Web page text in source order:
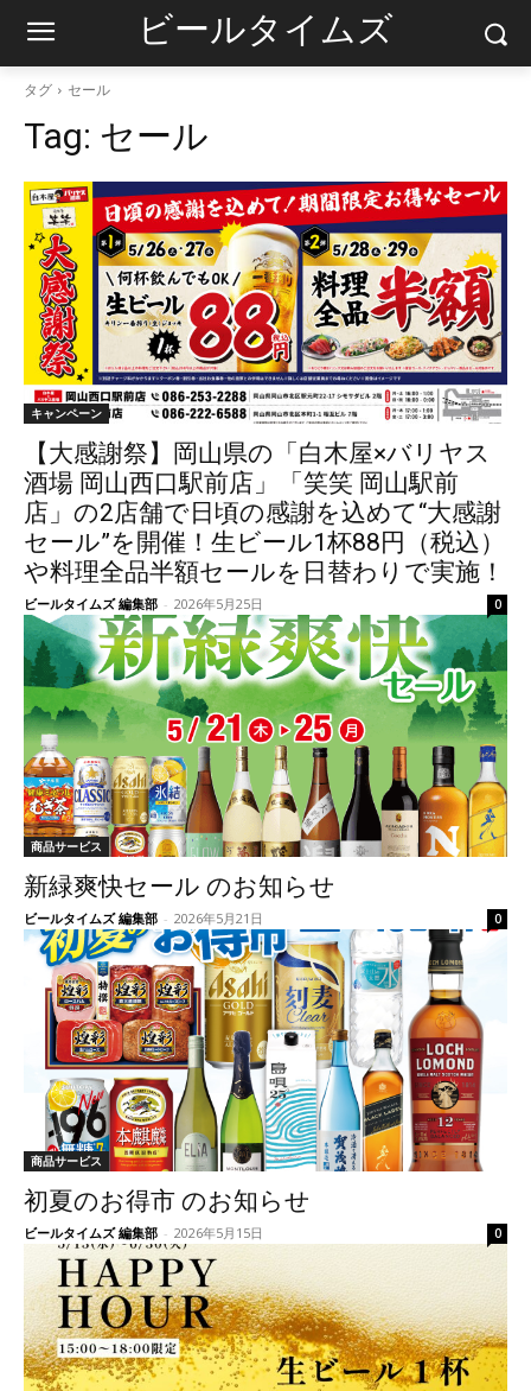
ビールタイムズ
タグ セール
Tag: セール
キャンペーン
【大感謝祭】岡山県の「白木屋×バリヤス
酒場 岡山西口駅前店」「笑笑 岡山駅前
店」の2店舗で日頃の感謝を込めて“大感謝
セール”を開催！生ビール1杯88円（税込）
や料理全品半額セールを日替わりで実施！
ビールタイムズ 編集部 - 2026年5月25日 0
商品サービス
新緑爽快セール のお知らせ
ビールタイムズ 編集部 - 2026年5月21日 0
商品サービス
初夏のお得市 のお知らせ
ビールタイムズ 編集部 - 2026年5月15日 0